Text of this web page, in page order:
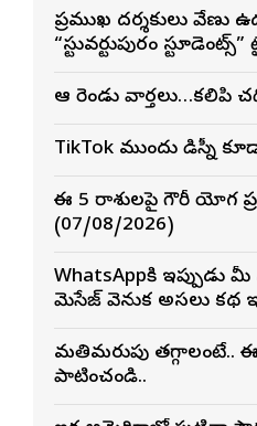
ప్రముఖ దర్శకులు వేణు
“స్టువర్టుపురం
ఆ రెండు వార్తలు…కలిపి
TikTok ముందు డిస్నీ
ఈ 5 రాశులపై గౌరీ యోగ
(07/08/2026)
WhatsAppకి ఇప్పుడు
మెసేజ్ వెనుక అసలు కథ
మతిమరుపు తగ్గాలంటే..
పాటించండి..